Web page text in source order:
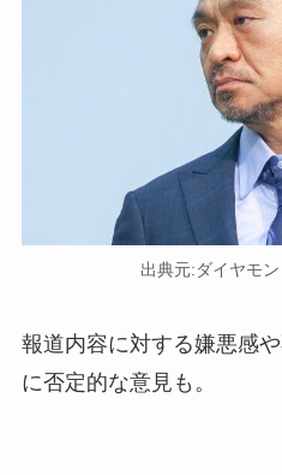
出典元:ダイヤモ
報道内容に対する嫌悪感
に否定的な意見も。